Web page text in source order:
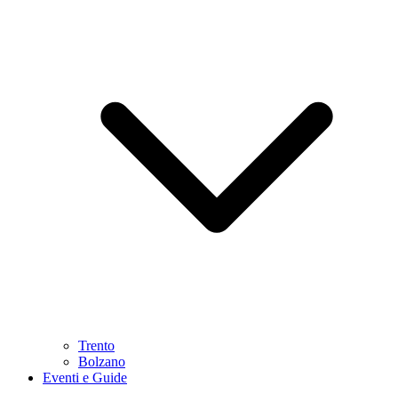
Trento
Bolzano
Eventi e Guide